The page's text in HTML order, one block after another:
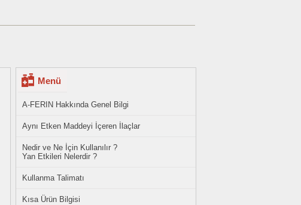
Menü
A-FERIN Hakkında Genel Bilgi
Aynı Etken Maddeyi İçeren İlaçlar
Nedir ve Ne İçin Kullanılır ?
Yan Etkileri Nelerdir ?
Kullanma Talimatı
Kısa Ürün Bilgisi